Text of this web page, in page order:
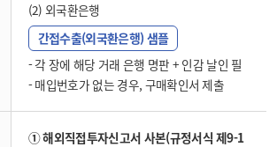
(2) 외국환은행
간접수출(외국환은행) 샘플
- 각 장에 해당 거래 은행 명판 + 인감 날인 필
- 매입번호가 없는 경우, 구매확인서 제출
① 해외직접투자신고서 사본(규정서식 제9-1